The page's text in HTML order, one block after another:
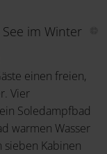
einen freien,
Vier
Soledampfbad
warmen Wasser
Kabinen